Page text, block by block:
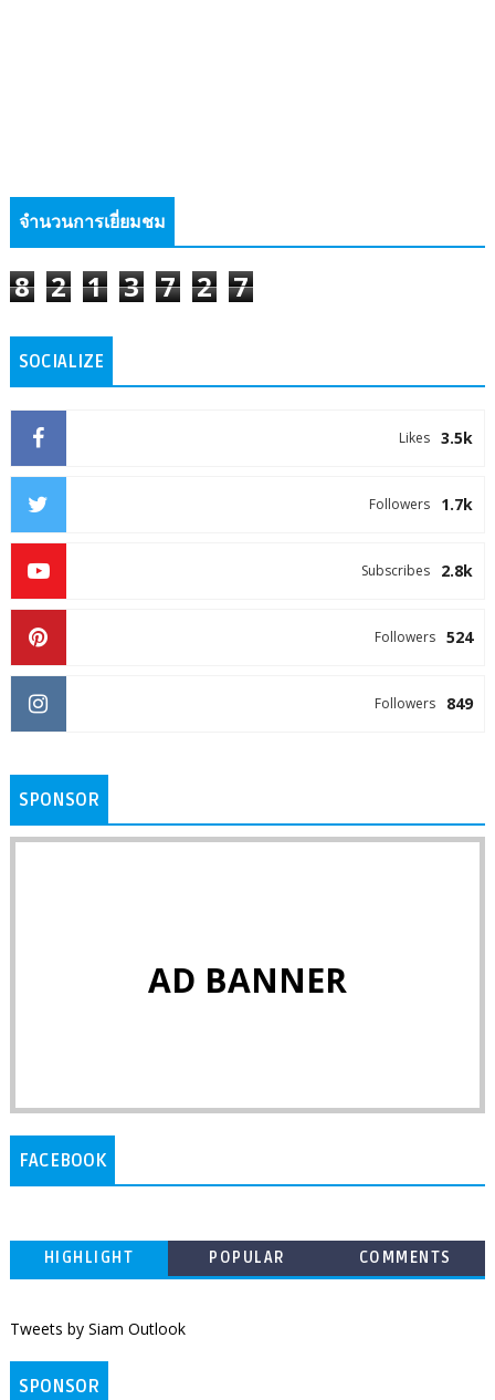
จำนวนการเยี่ยมชม
8 2 1 3 7 2 7
SOCIALIZE
3.5k
Likes
1.7k
Followers
2.8k
Subscribes
524
Followers
849
Followers
SPONSOR
AD BANNER
FACEBOOK
HIGHLIGHT POPULAR COMMENTS
Tweets by Siam Outlook
SPONSOR